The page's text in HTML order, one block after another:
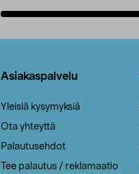
Asiakaspalvelu
Yleisiä kysymyksiä
Ota yhteyttä
Palautusehdot
Tee palautus / reklamaatio